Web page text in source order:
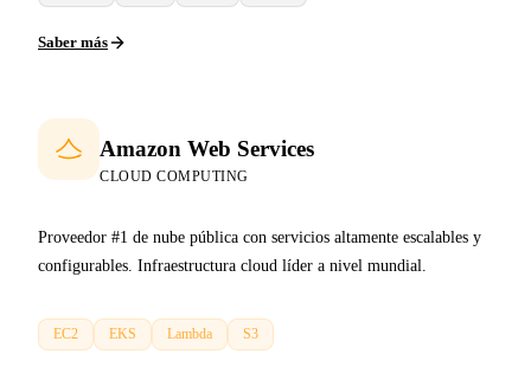
Saber más
Amazon Web Services
CLOUD COMPUTING
Proveedor #1 de nube pública con servicios altamente escalables y
configurables. Infraestructura cloud líder a nivel mundial.
EC2 EKS Lambda S3